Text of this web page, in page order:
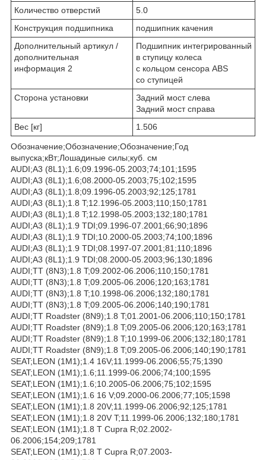
Количество отверстий
5.0
Конструкция подшипника
подшипник качения
Дополнительный артикул /
дополнительная
информация 2
Подшипник интегрированный
в ступицу колеса
с кольцом сенсора ABS
cо ступицей
Сторона установки
Задний мост слева
Задний мост справа
Вес [кг]
1.506
Обозначение;Обозначение;Обозначение;Год
выпуска;кВт;Лошадиные силы;куб. см
AUDI;A3 (8L1);1.6;09.1996-05.2003;74;101;1595
AUDI;A3 (8L1);1.6;08.2000-05.2003;75;102;1595
AUDI;A3 (8L1);1.8;09.1996-05.2003;92;125;1781
AUDI;A3 (8L1);1.8 T;12.1996-05.2003;110;150;1781
AUDI;A3 (8L1);1.8 T;12.1998-05.2003;132;180;1781
AUDI;A3 (8L1);1.9 TDI;09.1996-07.2001;66;90;1896
AUDI;A3 (8L1);1.9 TDI;10.2000-05.2003;74;100;1896
AUDI;A3 (8L1);1.9 TDI;08.1997-07.2001;81;110;1896
AUDI;A3 (8L1);1.9 TDI;08.2000-05.2003;96;130;1896
AUDI;TT (8N3);1.8 T;09.2002-06.2006;110;150;1781
AUDI;TT (8N3);1.8 T;09.2005-06.2006;120;163;1781
AUDI;TT (8N3);1.8 T;10.1998-06.2006;132;180;1781
AUDI;TT (8N3);1.8 T;09.2005-06.2006;140;190;1781
AUDI;TT Roadster (8N9);1.8 T;01.2001-06.2006;110;150;1781
AUDI;TT Roadster (8N9);1.8 T;09.2005-06.2006;120;163;1781
AUDI;TT Roadster (8N9);1.8 T;10.1999-06.2006;132;180;1781
AUDI;TT Roadster (8N9);1.8 T;09.2005-06.2006;140;190;1781
SEAT;LEON (1M1);1.4 16V;11.1999-06.2006;55;75;1390
SEAT;LEON (1M1);1.6;11.1999-06.2006;74;100;1595
SEAT;LEON (1M1);1.6;10.2005-06.2006;75;102;1595
SEAT;LEON (1M1);1.6 16 V;09.2000-06.2006;77;105;1598
SEAT;LEON (1M1);1.8 20V;11.1999-06.2006;92;125;1781
SEAT;LEON (1M1);1.8 20V T;11.1999-06.2006;132;180;1781
SEAT;LEON (1M1);1.8 T Cupra R;02.2002-
06.2006;154;209;1781
SEAT;LEON (1M1);1.8 T Cupra R;07.2003-